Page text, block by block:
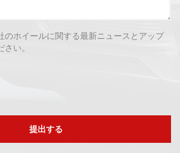
のホイールに関する最新ニュースとアップ
い。
提出する